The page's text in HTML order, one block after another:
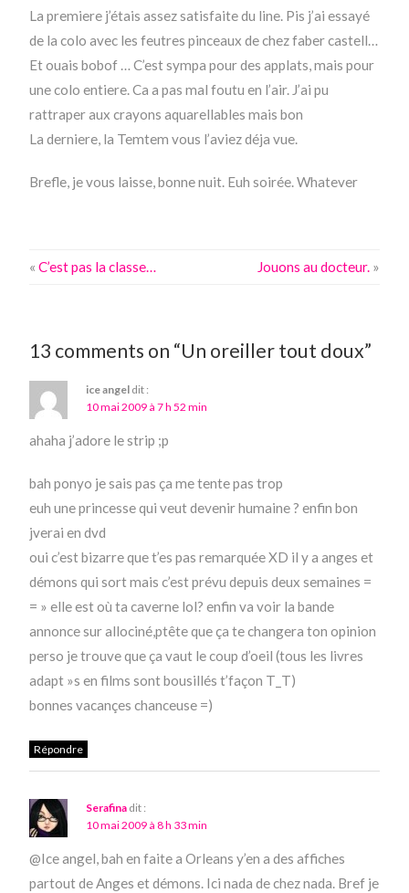
La premiere j’étais assez satisfaite du line. Pis j’ai essayé
de la colo avec les feutres pinceaux de chez faber castell…
Et ouais bobof … C’est sympa pour des applats, mais pour
une colo entiere. Ca a pas mal foutu en l’air. J’ai pu
rattraper aux crayons aquarellables mais bon
La derniere, la Temtem vous l’aviez déja vue.
Brefle, je vous laisse, bonne nuit. Euh soirée. Whatever
«C’est pas la classe… Jouons au docteur.»
13 comments on “Un oreiller tout doux”
ice angel dit :
10 mai 2009 à 7 h 52 min
ahaha j’adore le strip ;p
bah ponyo je sais pas ça me tente pas trop
euh une princesse qui veut devenir humaine ? enfin bon
jverai en dvd
oui c’est bizarre que t’es pas remarquée XD il y a anges et
démons qui sort mais c’est prévu depuis deux semaines =
= » elle est où ta caverne lol? enfin va voir la bande
annonce sur allociné,ptête que ça te changera ton opinion
perso je trouve que ça vaut le coup d’oeil (tous les livres
adapt »s en films sont bousillés t’façon T_T)
bonnes vacançes chanceuse =)
Répondre
Serafina dit :
10 mai 2009 à 8 h 33 min
@Ice angel, bah en faite a Orleans y’en a des affiches
partout de Anges et démons. Ici nada de chez nada. Bref je